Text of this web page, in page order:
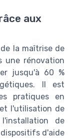
aux
la maîtrise de
une rénovation
jusqu'à 60 %
Il est
pratiques en
l'utilisation de
de
d'aide